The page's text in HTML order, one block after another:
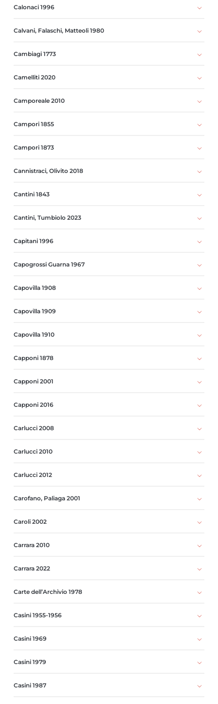
Calonaci 1996
Calvani, Falaschi, Matteoli 1980
Cambiagi 1773
Camelliti 2020
Camporeale 2010
Campori 1855
Campori 1873
Cannistraci, Olivito 2018
Cantini 1843
Cantini, Tumbiolo 2023
Capitani 1996
Capogrossi Guarna 1967
Capovilla 1908
Capovilla 1909
Capovilla 1910
Capponi 1878
Capponi 2001
Capponi 2016
Carlucci 2008
Carlucci 2010
Carlucci 2012
Carofano, Paliaga 2001
Caroli 2002
Carrara 2010
Carrara 2022
Carte dell’Archivio 1978
Casini 1955-1956
Casini 1969
Casini 1979
Casini 1987